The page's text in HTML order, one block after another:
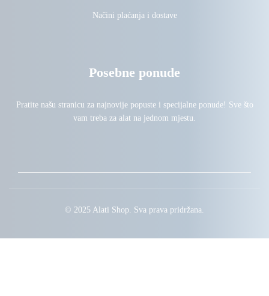
Načini plaćanja i dostave
Posebne ponude
Pratite našu stranicu za najnovije popuste i specijalne ponude! Sve što
vam treba za alat na jednom mjestu.
© 2025 Alati Shop. Sva prava pridržana.